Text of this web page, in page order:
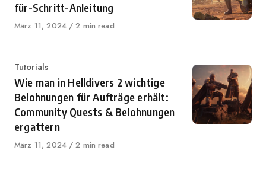
für-Schritt-Anleitung
Veröffentlicht
März 11, 2024 2 min read
Kategorie
Tutorials
Wie man in Helldivers 2 wichtige
Belohnungen für Aufträge erhält:
Community Quests & Belohnungen
ergattern
Veröffentlicht
März 11, 2024 2 min read